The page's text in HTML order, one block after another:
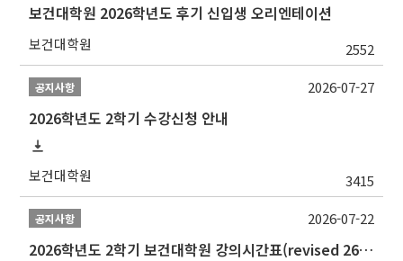
보건대학원 2026학년도 후기 신입생 오리엔테이션
보건대학원 2552
공지사항
2026학년도 2학기 수강신청 안내
보건대학원 3415
2026-07-27
공지사항
2026학년도 2학기 보건대학원 강의시간표(revised 260803)(2026 2nd SEMESTER SNU GSPH TIMETABLE)
2026-07-22